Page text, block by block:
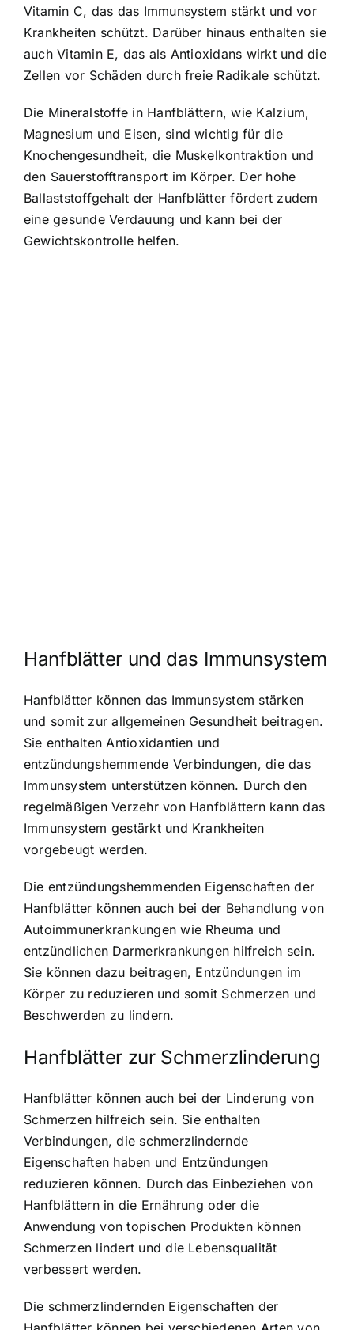
Vitamin C, das das Immunsystem stärkt und vor
Krankheiten schützt. Darüber hinaus enthalten sie
auch Vitamin E, das als Antioxidans wirkt und die
Zellen vor Schäden durch freie Radikale schützt.
Die Mineralstoffe in Hanfblättern, wie Kalzium,
Magnesium und Eisen, sind wichtig für die
Knochengesundheit, die Muskelkontraktion und
den Sauerstofftransport im Körper. Der hohe
Ballaststoffgehalt der Hanfblätter fördert zudem
eine gesunde Verdauung und kann bei der
Gewichtskontrolle helfen.
Hanfblätter und das Immunsystem
Hanfblätter können das Immunsystem stärken
und somit zur allgemeinen Gesundheit beitragen.
Sie enthalten Antioxidantien und
entzündungshemmende Verbindungen, die das
Immunsystem unterstützen können. Durch den
regelmäßigen Verzehr von Hanfblättern kann das
Immunsystem gestärkt und Krankheiten
vorgebeugt werden.
Die entzündungshemmenden Eigenschaften der
Hanfblätter können auch bei der Behandlung von
Autoimmunerkrankungen wie Rheuma und
entzündlichen Darmerkrankungen hilfreich sein.
Sie können dazu beitragen, Entzündungen im
Körper zu reduzieren und somit Schmerzen und
Beschwerden zu lindern.
Hanfblätter zur Schmerzlinderung
Hanfblätter können auch bei der Linderung von
Schmerzen hilfreich sein. Sie enthalten
Verbindungen, die schmerzlindernde
Eigenschaften haben und Entzündungen
reduzieren können. Durch das Einbeziehen von
Hanfblättern in die Ernährung oder die
Anwendung von topischen Produkten können
Schmerzen lindert und die Lebensqualität
verbessert werden.
Die schmerzlindernden Eigenschaften der